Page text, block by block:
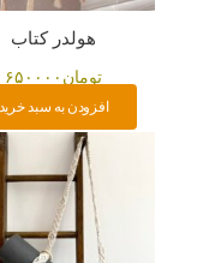
هولدر کتاب
تومان ۶۵۰۰۰۰
افزودن به سبد خرید